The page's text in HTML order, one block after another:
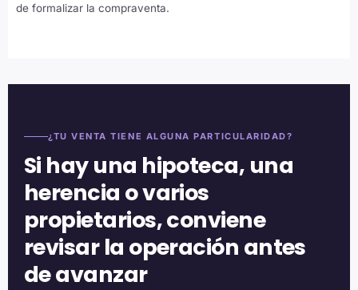
de formalizar la compraventa.
¿TU VENTA TIENE ALGUNA PARTICULARIDAD?
Si hay una hipoteca, una
herencia o varios
propietarios, conviene
revisar la operación antes
de avanzar